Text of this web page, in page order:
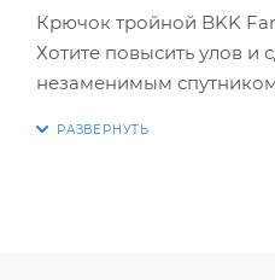
Крючок тройной BKK
Хотите повысить улов и
незаменимым